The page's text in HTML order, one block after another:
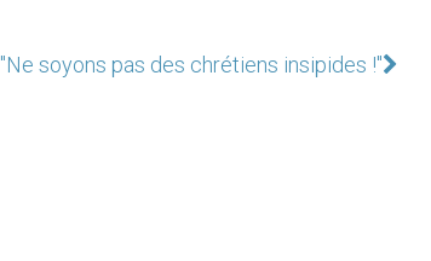
"Ne soyons pas des chrétiens insipides !"